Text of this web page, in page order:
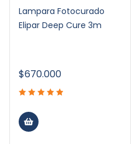
Lampara Fotocurado
Elipar Deep Cure 3m
$670.000